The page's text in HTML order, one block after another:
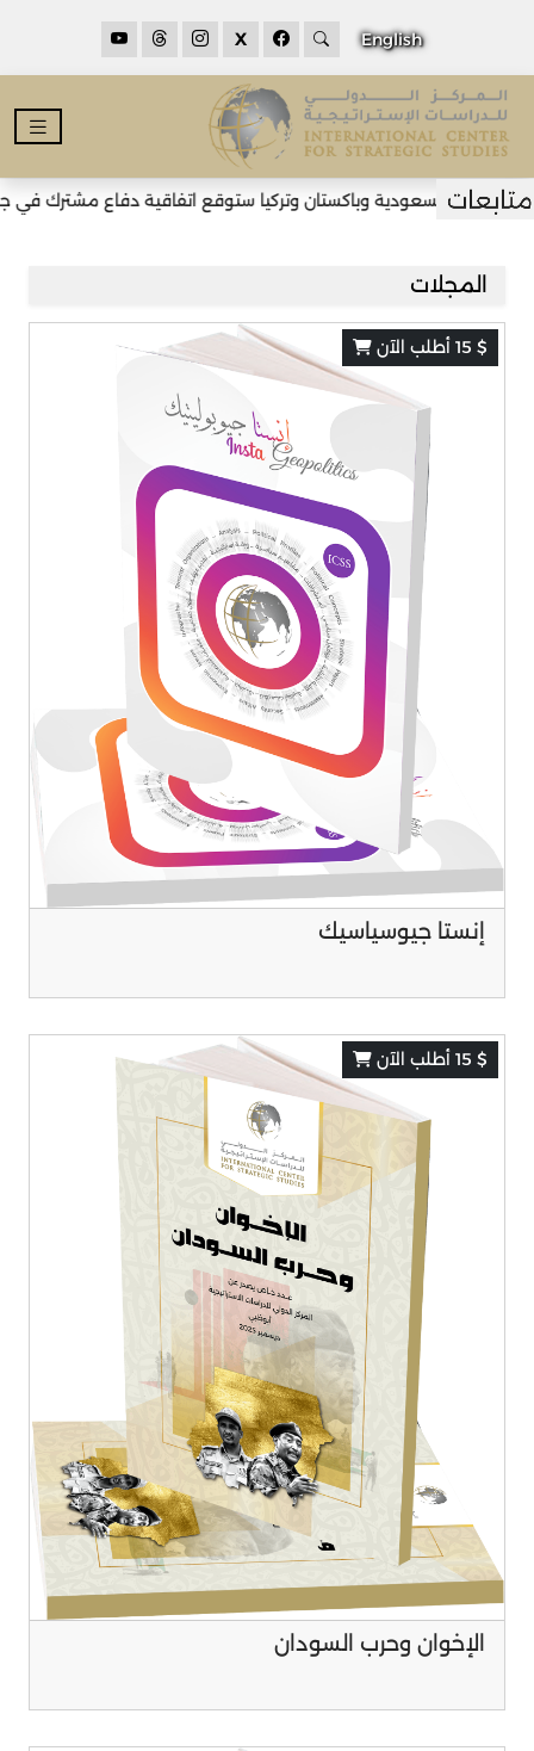
English
X
وباكستان وتركيا ستوقع اتفاقية دفاع مشترك في جدّة
المجلات
إنستا جيوسياسيك
$ 15 أطلب الآن
الإخوان وحرب السودان
$ 15 أطلب الآن